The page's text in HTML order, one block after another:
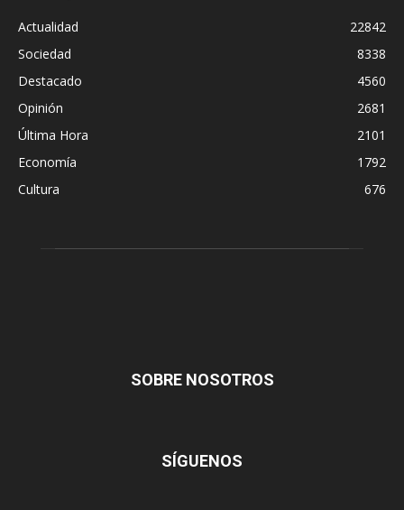
Actualidad
22842
Sociedad
8338
Destacado
4560
Opinión
2681
Última Hora
2101
Economía
1792
Cultura
676
SOBRE NOSOTROS
SÍGUENOS